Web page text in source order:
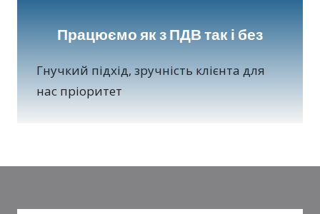
Працюємо як з ПДВ так і без
Гнучкий підхід, зручність клієнта для
нас пріоритет